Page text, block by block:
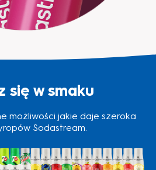
się w smaku
możliwości jakie daje szeroka
Sodastream.